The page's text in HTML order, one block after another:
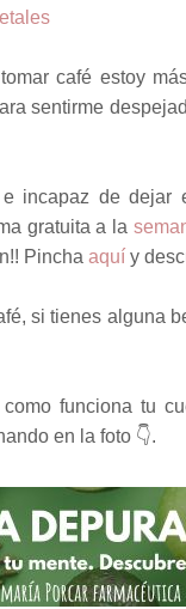
café estoy
sentirme
incapaz de
gratuita a la
Pincha aquí y
si tienes alguna
funciona tu
en la foto 👇.